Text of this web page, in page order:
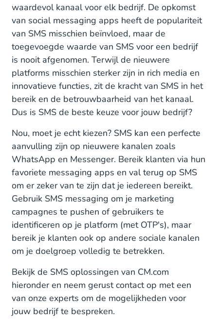
waardevol kanaal voor elk bedrijf. De opkomst
van social messaging apps heeft de populariteit
van SMS misschien beïnvloed, maar de
toegevoegde waarde van SMS voor een bedrijf
is nooit afgenomen. Terwijl de nieuwere
platforms misschien sterker zijn in rich media en
innovatieve functies, zit de kracht van SMS in het
bereik en de betrouwbaarheid van het kanaal.
Dus is SMS de beste keuze voor jouw bedrijf?
Nou, moet je echt kiezen? SMS kan een perfecte
aanvulling zijn op nieuwere kanalen zoals
WhatsApp en Messenger. Bereik klanten via hun
favoriete messaging apps en val terug op SMS
om er zeker van te zijn dat je iedereen bereikt.
Gebruik SMS messaging om je marketing
campagnes te pushen of gebruikers te
identificeren op je platform (met OTP's), maar
bereik je klanten ook op andere sociale kanalen
om je doelgroep volledig te betrekken.
Bekijk de SMS oplossingen van CM.com
hieronder en neem gerust contact op met een
van onze experts om de mogelijkheden voor
jouw bedrijf te bespreken.